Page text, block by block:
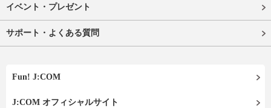
イベント・プレゼント
サポート・よくある質問
Fun! J:COM
J:COM オフィシャルサイト